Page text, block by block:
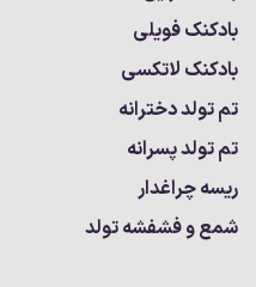
بادکنک فویلی
بادکنک لاتکسی
تم تولد دخترانه
تم تولد پسرانه
ریسه چراغدار
شمع و فشفشه تولد